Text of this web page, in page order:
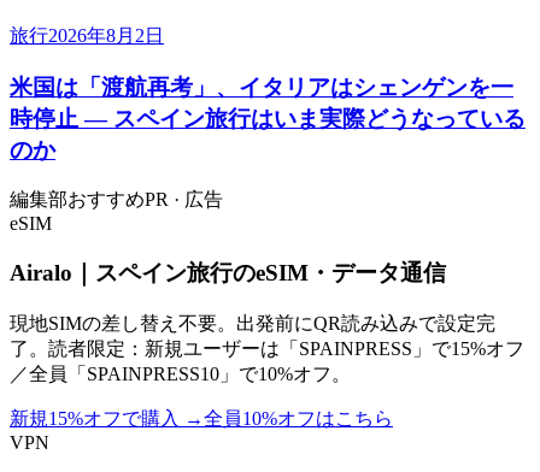
旅行2026年8月2日
米国は「渡航再考」、イタリアはシェンゲンを一
時停止 ― スペイン旅行はいま実際どうなっている
のか
編集部おすすめPR · 広告
eSIM
Airalo｜スペイン旅行のeSIM・データ通信
現地SIMの差し替え不要。出発前にQR読み込みで設定完
了。読者限定：新規ユーザーは「SPAINPRESS」で15%オフ
／全員「SPAINPRESS10」で10%オフ。
新規15%オフで購入 →全員10%オフはこちら
VPN